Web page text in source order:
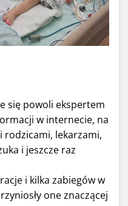
się powoli ekspertem
w internecie, na
rodzicami, lekarzami,
i jeszcze raz
i kilka zabiegów w
one znaczącej